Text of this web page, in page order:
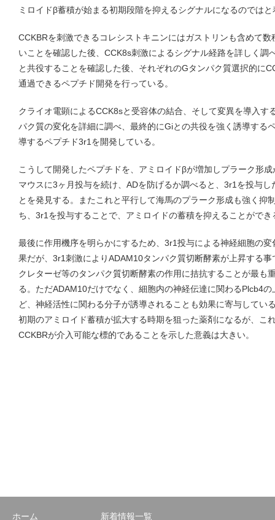
ミロイドβ蓄積が始まる初期段階を抑えるシグナルになるのでは
CCKBRを刺激できるコレシストキニンにはガストリンも含めて
いことを確認した後、CCK8s刺激によるシグナル経路を詳しく調
と共役することを確認した後、それぞれのGタンパク質選択的に
通過できるペプチド開発を行っている。
クライオ電顕によるCCK8sと受容体の結合、そして変異を導入す
パク質の変化を詳細に調べ、最終的にGiとの共役を強く誘導する
導するペプチド3r1を開発している。
こうして開発したペプチドを、アミロイドβが増加しプラーク形
マウスに3ヶ月投与を続け、ADを防げるか調べると、3r1を投与
とを発見する。またこれと平行して海馬のプラーク形成も強く抑
ち、3r1を投与することで、アミロイドの蓄積を抑えることができ
最後に作用機序を明らかにするため、3r1投与による神経細胞の
果だが、3r1刺激によりADAM10タンパク質切断酵素が上昇する
クレターゼ等のタンパク質切断酵素の作用に拮抗することが最も
る。ただADAM10だけでなく、細胞内の神経伝達に関わるPlcb4
ど、神経活性に関わる分子が誘導されることも効果に寄与してい
初期のアミロイド蓄積が拡大する時期を狙った薬剤になるが、こ
CCKBRが介入可能な標的であることを示した意義は大きい。
ホーム 新着情報一覧